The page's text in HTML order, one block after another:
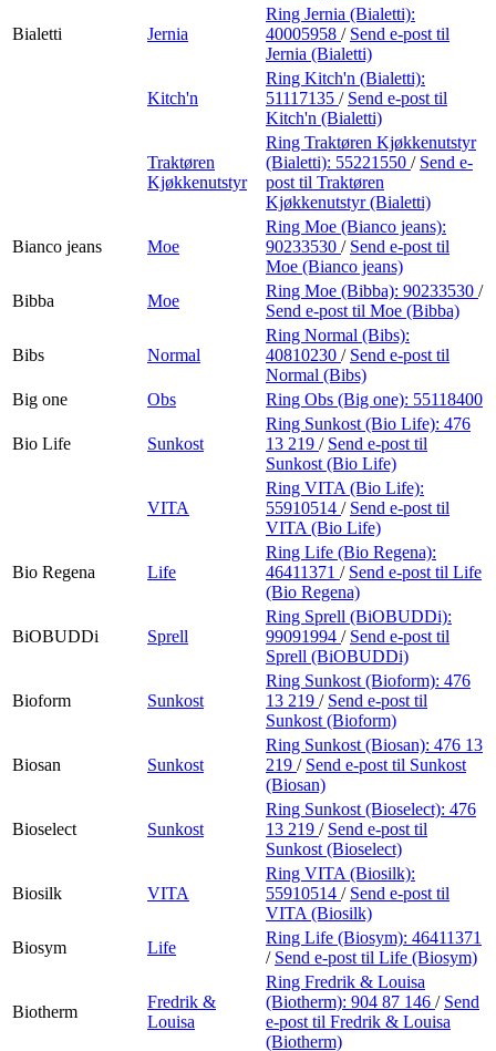
Bialetti Jernia
Ring Jernia (Bialetti):
40005958 / Send e-post til
Jernia (Bialetti)
Kitch'n
Ring Kitch'n (Bialetti):
51117135 / Send e-post til
Kitch'n (Bialetti)
Traktøren
Kjøkkenutstyr
Ring Traktøren Kjøkkenutstyr
(Bialetti): 55221550 / Send e-
post til Traktøren
Kjøkkenutstyr (Bialetti)
Bianco jeans Moe
Ring Moe (Bianco jeans):
90233530 / Send e-post til
Moe (Bianco jeans)
Bibba
Moe
Ring Moe (Bibba): 90233530 /
Send e-post til Moe (Bibba)
Bibs Normal
Ring Normal (Bibs):
40810230 / Send e-post til
Normal (Bibs)
Big one
Obs Ring Obs (Big one): 55118400
Bio Life Sunkost
Ring Sunkost (Bio Life): 476
13 219 / Send e-post til
Sunkost (Bio Life)
VITA
Ring VITA (Bio Life):
55910514 / Send e-post til
VITA (Bio Life)
Bio Regena Life
Ring Life (Bio Regena):
46411371 / Send e-post til Life
(Bio Regena)
BiOBUDDi Sprell
Ring Sprell (BiOBUDDi):
99091994 / Send e-post til
Sprell (BiOBUDDi)
Bioform Sunkost
Ring Sunkost (Bioform): 476
13 219 / Send e-post til
Sunkost (Bioform)
Biosan Sunkost
Ring Sunkost (Biosan): 476 13
219 / Send e-post til Sunkost
(Biosan)
Bioselect Sunkost
Ring Sunkost (Bioselect): 476
13 219 / Send e-post til
Sunkost (Bioselect)
Biosilk VITA
Ring VITA (Biosilk):
55910514 / Send e-post til
VITA (Biosilk)
Biosym
Life
Ring Life (Biosym): 46411371
/ Send e-post til Life (Biosym)
Biotherm
Fredrik &
Louisa
Ring Fredrik & Louisa
(Biotherm): 904 87 146 / Send
e-post til Fredrik & Louisa
(Biotherm)